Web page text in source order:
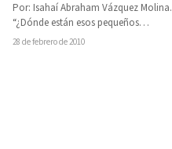
Por: Isahaí Abraham Vázquez Molina.
“¿Dónde están esos pequeños
suspiritos azules?”. Gargamel Antes de
28 de febrero de 2010